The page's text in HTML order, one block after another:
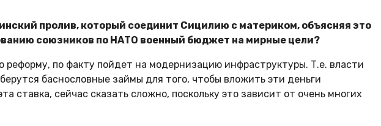
пролив, который соединит Сицилию с материком, объясняя это
союзников по НАТО военный бюджет на мирные цели?
по факту пойдет на модернизацию инфраструктуры. Т.е. власти
баснословные займы для того, чтобы вложить эти деньги
ставка, сейчас сказать сложно, поскольку это зависит от очень многих